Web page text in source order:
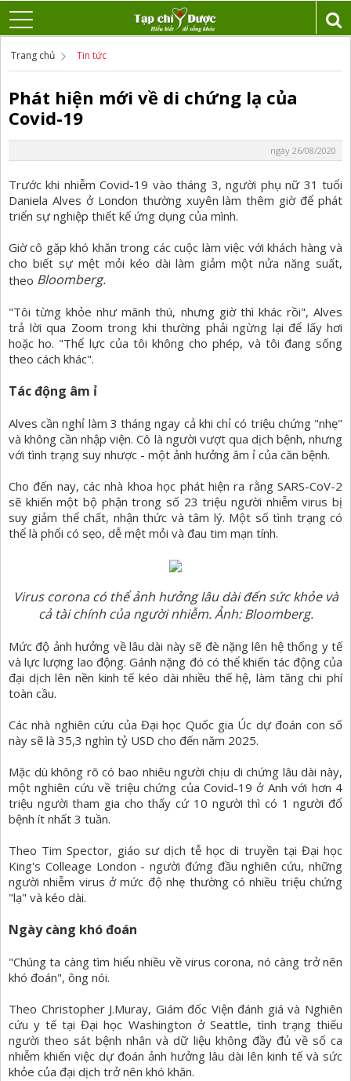
Trang chủ Tin tức
Phát hiện mới về di chứng lạ của
Covid-19
ngày 26/08/2020
Trước khi nhiễm Covid-19 vào tháng 3, người phụ nữ 31 tuổi
Daniela Alves ở London thường xuyên làm thêm giờ để phát
triển sự nghiệp thiết kế ứng dụng của mình.
Giờ cô gặp khó khăn trong các cuộc làm việc với khách hàng và
cho biết sự mệt mỏi kéo dài làm giảm một nửa năng suất,
theo Bloomberg.
"Tôi từng khỏe như mãnh thú, nhưng giờ thì khác rồi", Alves
trả lời qua Zoom trong khi thường phải ngừng lại để lấy hơi
hoặc ho. "Thể lực của tôi không cho phép, và tôi đang sống
theo cách khác".
Tác động âm ỉ
Alves cần nghỉ làm 3 tháng ngay cả khi chỉ có triệu chứng "nhẹ"
và không cần nhập viện. Cô là người vượt qua dịch bệnh, nhưng
với tình trạng suy nhược - một ảnh hưởng âm ỉ của căn bệnh.
Cho đến nay, các nhà khoa học phát hiện ra rằng SARS-CoV-2
sẽ khiến một bộ phận trong số 23 triệu người nhiễm virus bị
suy giảm thể chất, nhận thức và tâm lý. Một số tình trạng có
thể là phổi có sẹo, dễ mệt mỏi và đau tim mạn tính.
Virus corona có thể ảnh hưởng lâu dài đến sức khỏe và
cả tài chính của người nhiễm. Ảnh: Bloomberg.
Mức độ ảnh hưởng về lâu dài này sẽ đè nặng lên hệ thống y tế
và lực lượng lao động. Gánh nặng đó có thể khiến tác động của
đại dịch lên nền kinh tế kéo dài nhiều thế hệ, làm tăng chi phí
toàn cầu.
Các nhà nghiên cứu của Đại học Quốc gia Úc dự đoán con số
này sẽ là 35,3 nghìn tỷ USD cho đến năm 2025.
Mặc dù không rõ có bao nhiêu người chịu di chứng lâu dài này,
một nghiên cứu về triệu chứng của Covid-19 ở Anh với hơn 4
triệu người tham gia cho thấy cứ 10 người thì có 1 người đổ
bệnh ít nhất 3 tuần.
Theo Tim Spector, giáo sư dịch tễ học di truyền tại Đại học
King's Colleage London - người đứng đầu nghiên cứu, những
người nhiễm virus ở mức độ nhẹ thường có nhiều triệu chứng
"lạ" và kéo dài.
Ngày càng khó đoán
"Chúng ta càng tìm hiểu nhiều về virus corona, nó càng trở nên
khó đoán", ông nói.
Theo Christopher J.Muray, Giám đốc Viện đánh giá và Nghiên
cứu y tế tại Đại học Washington ở Seattle, tình trạng thiếu
người theo sát bệnh nhân và dữ liệu không đầy đủ về số ca
nhiễm khiến việc dự đoán ảnh hưởng lâu dài lên kinh tế và sức
khỏe của đại dịch trở nên khó khăn.